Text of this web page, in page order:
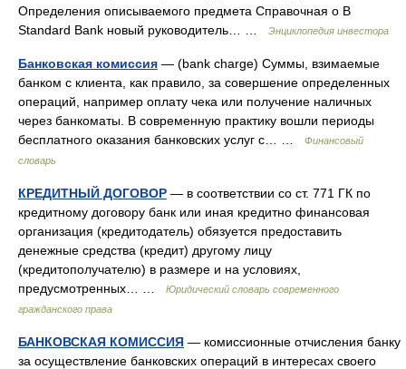
Определения описываемого предмета Справочная о В
Standard Bank новый руководитель… …
Энциклопедия инвестора
Банковская комиссия — (bank charge) Суммы, взимаемые
банком с клиента, как правило, за совершение определенных
операций, например оплату чека или получение наличных
через банкоматы. В современную практику вошли периоды
бесплатного оказания банковских услуг с… …
Финансовый
словарь
КРЕДИТНЫЙ ДОГОВОР — в соответствии со ст. 771 ГК по
кредитному договору банк или иная кредитно финансовая
организация (кредитодатель) обязуется предоставить
денежные средства (кредит) другому лицу
(кредитополучателю) в размере и на условиях,
предусмотренных… …
Юридический словарь современного
гражданского права
БАНКОВСКАЯ КОМИССИЯ — комиссионные отчисления банку
за осуществление банковских операций в интересах своего